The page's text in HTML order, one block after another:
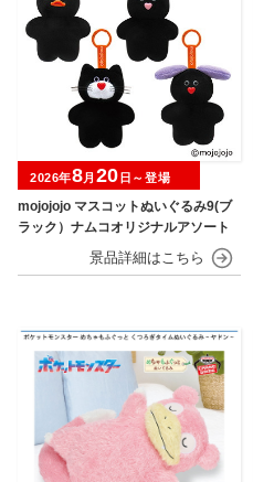
mojojojo マスコットぬいぐるみ9(ブ
ラック）ナムコオリジナルアソート
2026年8月 20 日～登場